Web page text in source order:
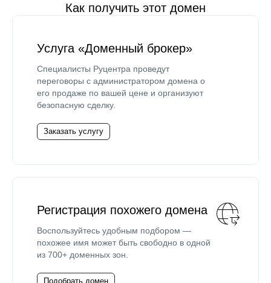
Как получить этот домен
Услуга «Доменный брокер»
Специалисты Руцентра проведут
переговоры с администратором домена о
его продаже по вашей цене и организуют
безопасную сделку.
Заказать услугу
Регистрация похожего домена
Воспользуйтесь удобным подбором —
похожее имя может быть свободно в одной
из 700+ доменных зон.
Подобрать домен